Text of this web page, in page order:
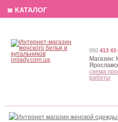
050 413 43
Магазин:
схема
работы
≣ КАТАЛОГ